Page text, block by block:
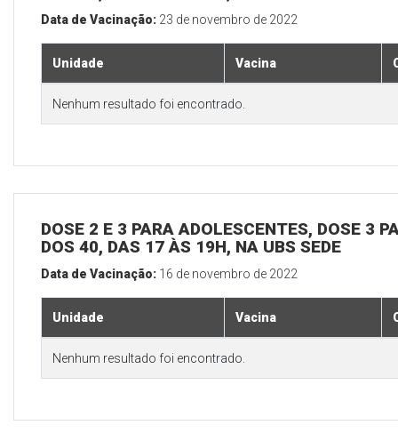
Data de Vacinação: 23 de novembro de 2022
Unidade Vacina
Nenhum resultado foi encontrado.
DOSE 2 E 3 PARA ADOLESCENTES, DOSE 3
DOS 40, DAS 17 ÀS 19H, NA UBS SEDE
Data de Vacinação: 16 de novembro de 2022
Unidade Vacina
Nenhum resultado foi encontrado.